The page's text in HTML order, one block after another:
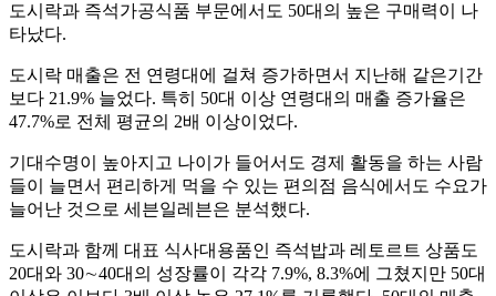
도시락과 즉석가공식품 부문에서도 50대의 높은 구매력이 나
타났다.
도시락 매출은 전 연령대에 걸쳐 증가하면서 지난해 같은기간
보다 21.9% 늘었다. 특히 50대 이상 연령대의 매출 증가율은
47.7%로 전체 평균의 2배 이상이었다.
기대수명이 높아지고 나이가 들어서도 경제 활동을 하는 사람
들이 늘면서 편리하게 먹을 수 있는 편의점 음식에서도 수요가
늘어난 것으로 세븐일레븐은 분석했다.
도시락과 함께 대표 식사대용품인 즉석밥과 레토르트 상품도
20대와 30∼40대의 성장률이 각각 7.9%, 8.3%에 그쳤지만 50대